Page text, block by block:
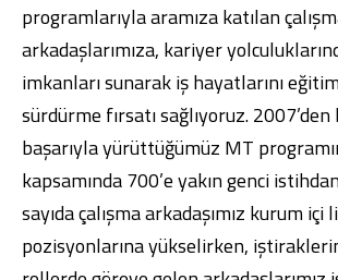
programlarıyla aramıza katılan
arkadaşlarımıza, kariyer
imkanları sunarak iş hayatlarını
sürdürme fırsatı sağlıyoruz.
başarıyla yürüttüğümüz MT
kapsamında 700’e yakın genci
sayıda çalışma arkadaşımız kurum içi
pozisyonlarına yükselirken,